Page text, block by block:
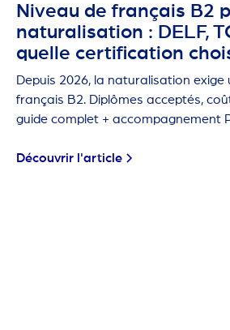
Niveau de français B2
naturalisation : DELF,
quelle certification
Depuis 2026, la naturalisation exige
français B2. Diplômes acceptés,
guide complet + accompagnement
Découvrir l'article